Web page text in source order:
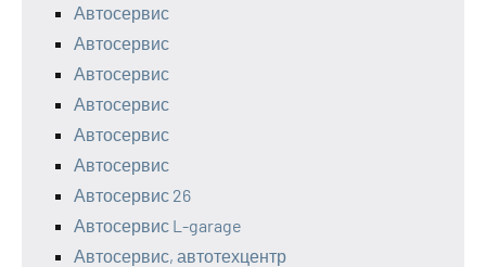
Автосервис
Автосервис
Автосервис
Автосервис
Автосервис
Автосервис
Автосервис 26
Автосервис L-garage
Автосервис, автотехцентр